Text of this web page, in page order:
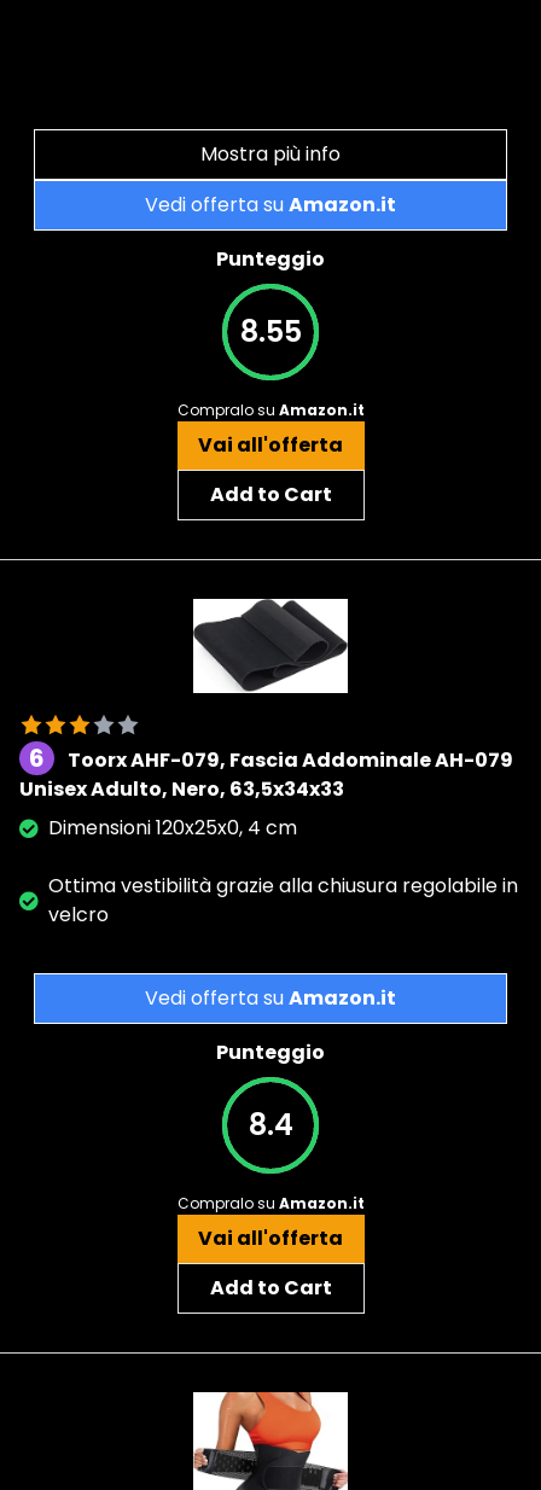
Mostra più info
Vedi offerta suAmazon.it
Punteggio
8.55
Compralo su Amazon.it
Vai all'offerta
Add to Cart
6
Toorx AHF-079, Fascia Addominale AH-079
Unisex Adulto, Nero, 63,5x34x33
Dimensioni 120x25x0, 4 cm
Ottima vestibilità grazie alla chiusura regolabile in
velcro
Vedi offerta suAmazon.it
Punteggio
8.4
Compralo su Amazon.it
Vai all'offerta
Add to Cart